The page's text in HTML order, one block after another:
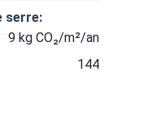
serre:
9 kg CO₂/m²/an
144